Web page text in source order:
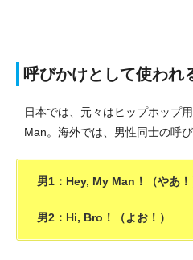
呼びかけとして使われ
日本では、元々はヒップホップ
Man。 海外では、男性同士の呼
男1：Hey, My Man！（やあ！
男2：Hi, Bro！（よお！）